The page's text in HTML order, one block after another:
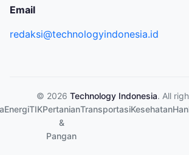
Email
redaksi@technologyindonesia.id
© 2026 Technology Indonesia. All
EnergiTIKPertanian
&
Pangan
TransportasiKesehatan